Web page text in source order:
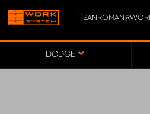
DODGE
ENCUENTRE
CERCA DE